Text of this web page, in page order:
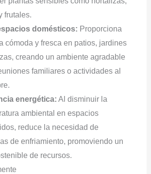
frutales.
domésticos: Proporciona
cómoda y fresca en patios, jardines
creando un ambiente agradable
familiares o actividades al
energética: Al disminuir la
ambiental en espacios
reduce la necesidad de
de enfriamiento, promoviendo un
de recursos.